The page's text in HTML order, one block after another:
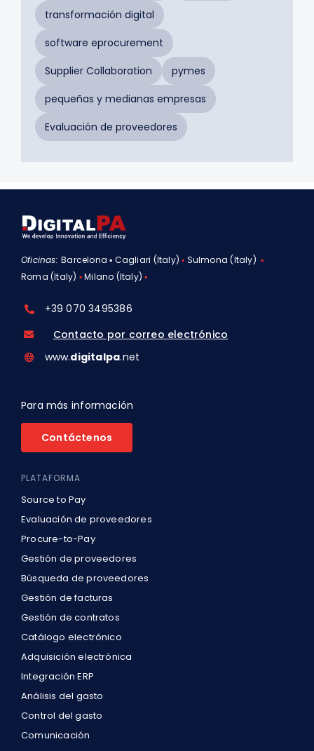
transformación digital
software eprocurement
Supplier Collaboration
pymes
pequeñas y medianas empresas
Evaluación de proveedores
Oficinas:Barcelona ▪ Cagliari (Italy) ▪ Sulmona (Italy)▪
Roma (Italy) ▪Milano (Italy)▪
+39 070 3495386
Contacto por correo electrónico
www.digitalpa.net
Para más información
Contáctenos
PLATAFORMA
Source to Pay
Evaluación de proveedores
Procure-to-Pay
Gestión de proveedores
Búsqueda de proveedores
Gestión de facturas
Gestión de contratos
Catálogo electrónico
Adquisición electrónica
Integración ERP
Análisis del gasto
Control del gasto
Comunicación